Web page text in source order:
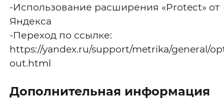
-Использование расширения «Protect» от
Яндекса
-Переход по ссылке:
https://yandex.ru/support/metrika/general/
out.html
Дополнительная информация